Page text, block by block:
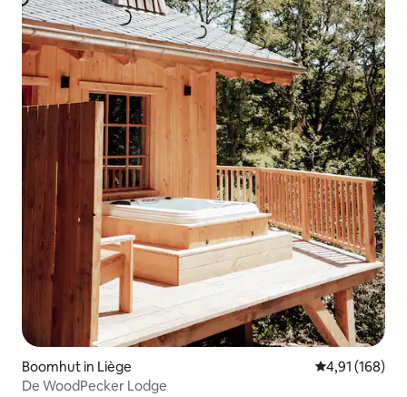
Boomhut in Liège Gemiddelde
4,91 (168)
De WoodPecker Lodge